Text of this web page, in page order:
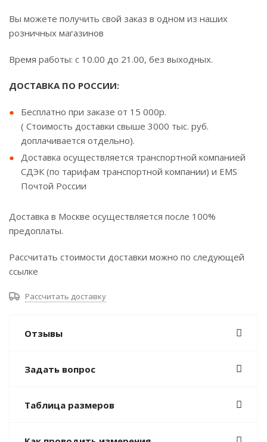
Вы можете получить свой заказ в одном из наших
розничных магазинов
Время работы: с 10.00 до 21.00, без выходных.
ДОСТАВКА ПО РОССИИ:
Бесплатно при заказе от 15 000р.
( Стоимость доставки свыше 3000 тыс. руб.
доплачивается отдельно).
Доставка осуществляется транспортной компанией
СДЭК (по тарифам транспортной компании) и EMS
Почтой России
Доставка в Москве осуществляется после 100%
предоплаты.
Рассчитать стоимости доставки можно по следующей
ссылке
Рассчитать доставку
Отзывы
Задать вопрос
Таблица размеров